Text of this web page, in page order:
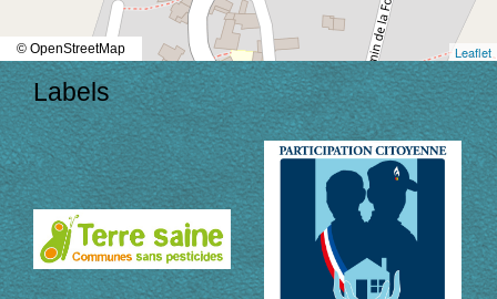
Leaflet
© OpenStreetMap
Labels